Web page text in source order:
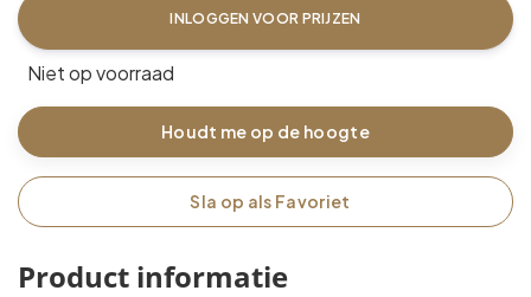
INLOGGEN VOOR PRIJZEN
Niet op voorraad
Houdt me op de hoogte
Sla op als Favoriet
Product informatie